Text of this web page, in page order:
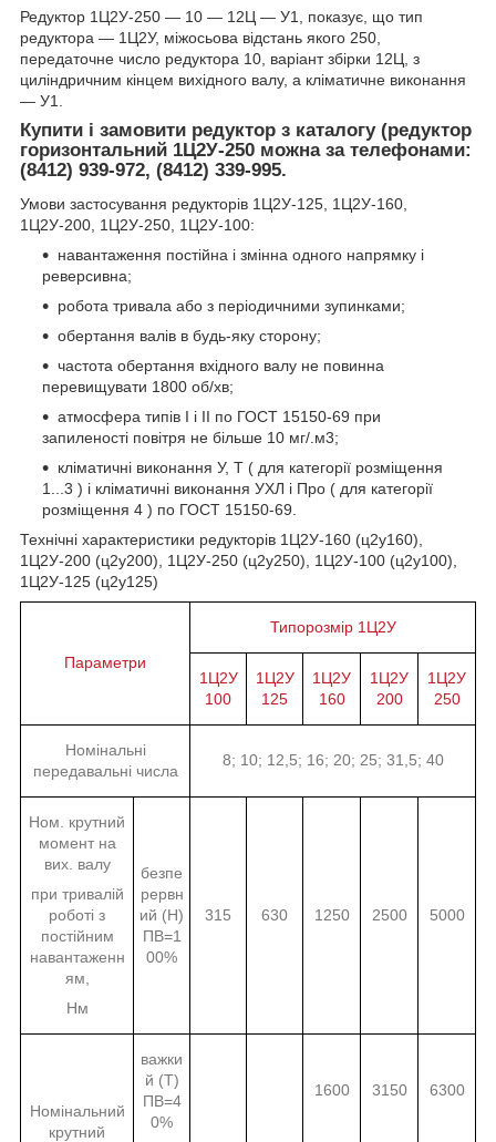
Редуктор 1Ц2У-250 ― 10 ― 12Ц ― У1, показує, що тип
редуктора ― 1Ц2У, міжосьова відстань якого 250,
передаточне число редуктора 10, варіант збірки 12Ц, з
циліндричним кінцем вихідного валу, а кліматичне виконання
― У1.
Купити і замовити редуктор з каталогу (редуктор
горизонтальний 1Ц2У-250 можна за телефонами:
(8412) 939-972, (8412) 339-995.
Умови застосування редукторів 1Ц2У-125, 1Ц2У-160,
1Ц2У-200, 1Ц2У-250, 1Ц2У-100:
навантаження постійна і змінна одного напрямку і
реверсивна;
робота тривала або з періодичними зупинками;
обертання валів в будь-яку сторону;
частота обертання вхідного валу не повинна
перевищувати 1800 об/хв;
атмосфера типів I і II по ГОСТ 15150-69 при
запиленості повітря не більше 10 мг/.м3;
кліматичні виконання У, Т ( для категорії розміщення
1...3 ) і кліматичні виконання УХЛ і Про ( для категорії
розміщення 4 ) по ГОСТ 15150-69.
Технічні характеристики редукторів 1Ц2У-160 (ц2у160),
1Ц2У-200 (ц2у200), 1Ц2У-250 (ц2у250), 1Ц2У-100 (ц2у100),
1Ц2У-125 (ц2у125)
Параметри
Типорозмір 1Ц2У
1Ц2У
100
1Ц2У
125
1Ц2У
160
1Ц2У
200
1Ц2У
250
Номінальні
передавальні числа
8; 10; 12,5; 16; 20; 25; 31,5; 40
Ном. крутний
момент на
вих. валу
при тривалій
роботі з
постійним
навантаженн
ям,
Нм
безпе
рервн
ий (Н)
ПВ=1
00%
315 630 1250 2500 5000
Номінальний
крутний
важки
й (Т)
ПВ=4
0%
1600 3150 6300